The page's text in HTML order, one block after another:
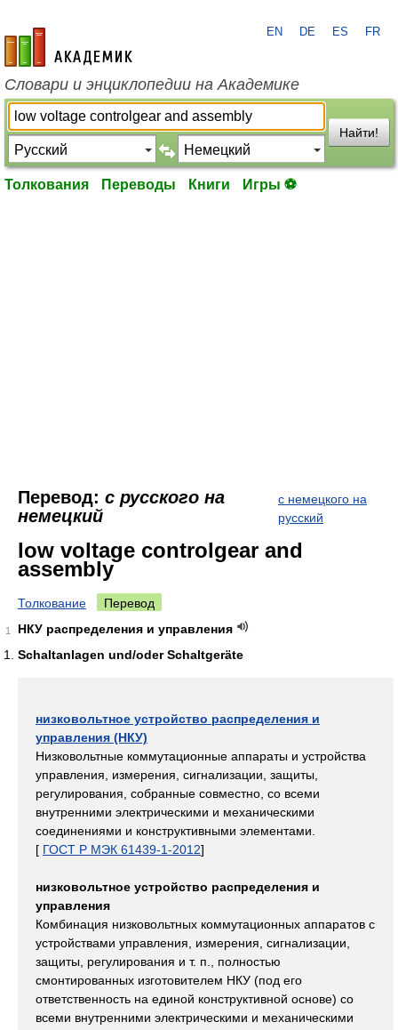
academic.ru
EN DE ES FR
Словари и энциклопедии на Академике
Найти!
Толкования Переводы Книги Игры ⚽
Перевод: с русского на
немецкий
с немецкого на
русский
low voltage controlgear and
assembly
Толкование Перевод
1
НКУ распределения и управления
Schaltanlagen und/oder Schaltgeräte
низковольтное устройство распределения и
управления (НКУ)
Низковольтные коммутационные аппараты и устройства
управления, измерения, сигнализации, защиты,
регулирования, собранные совместно, со всеми
внутренними электрическими и механическими
соединениями и конструктивными элементами.
[ ГОСТ Р МЭК 61439-1-2012]
низковольтное устройство распределения и
управления
Комбинация низковольтных коммутационных аппаратов с
устройствами управления, измерения, сигнализации,
защиты, регулирования и т. п., полностью
смонтированных изготовителем НКУ (под его
ответственность на единой конструктивной основе) со
всеми внутренними электрическими и механическими